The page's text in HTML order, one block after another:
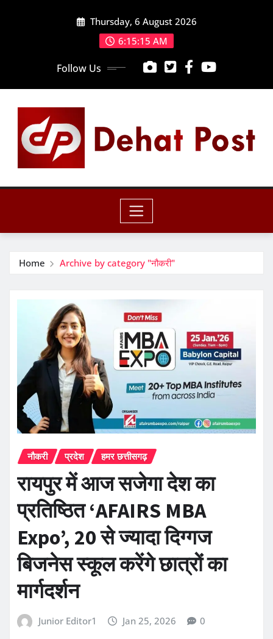
Thursday, 6 August 2026
6:15:16 AM
Follow Us
Home Archive by category "नौकरी"
नौकरी प्रदेश हमर छत्तीसगढ़
रायपुर में आज सजेगा देश का
प्रतिष्ठित ‘AFAIRS MBA
Expo’, 20 से ज्यादा दिग्गज
बिजनेस स्कूल करेंगे छात्रों का
मार्गदर्शन
Junior Editor1 Jan 25, 2026 0